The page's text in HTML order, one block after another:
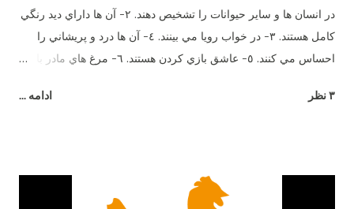
در انسان ها و ساير حيوانات را تشخيص دهند. ٢- آن ها داراي ديد رنگي
كامل هستند. ٣- در خواب رويا مي بينند. ٤- آن ها درد و پريشاني را
احساس مي كنند. ٥- عاشق بازي كردن هستند. ٦- مرغ هاي مادر با
بيش از ٣٠ صداي مختلف دارند. هر صداي معني ويژه اي و زبان
۳ نظر ادامه ...